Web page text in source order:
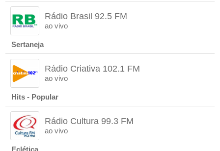
Rádio Brasil 92.5 FM
ao vivo
Sertaneja
Rádio Criativa 102.1 FM
ao vivo
Hits - Popular
Rádio Cultura 99.3 FM
ao vivo
Eclética